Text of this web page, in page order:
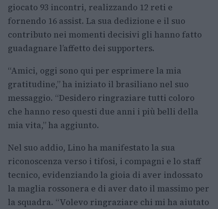
giocato 93 incontri, realizzando 12 reti e
fornendo 16 assist. La sua dedizione e il suo
contributo nei momenti decisivi gli hanno fatto
guadagnare l’affetto dei supporters.
“Amici, oggi sono qui per esprimere la mia
gratitudine,” ha iniziato il brasiliano nel suo
messaggio. “Desidero ringraziare tutti coloro
che hanno reso questi due anni i più belli della
mia vita,” ha aggiunto.
Nel suo addio, Lino ha manifestato la sua
riconoscenza verso i tifosi, i compagni e lo staff
tecnico, evidenziando la gioia di aver indossato
la maglia rossonera e di aver dato il massimo per
la squadra. “Volevo ringraziare chi mi ha aiutato